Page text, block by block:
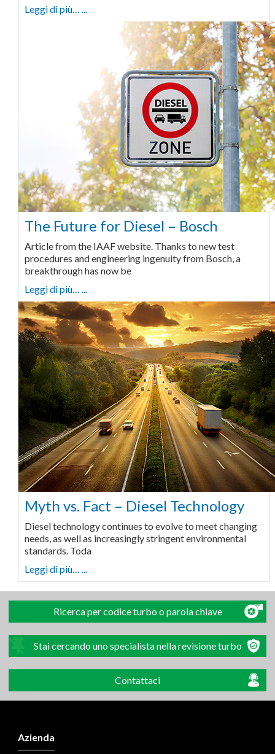
Leggi di più… ...
The Future for Diesel – Bosch
Article from the IAAF website. Thanks to new test
procedures and engineering ingenuity from Bosch, a
breakthrough has now be
Leggi di più… ...
Myth vs. Fact – Diesel Technology
Diesel technology continues to evolve to meet changing
needs, as well as increasingly stringent environmental
standards. Toda
Leggi di più… ...
Ricerca per codice turbo o parola chiave
Stai cercando uno specialista nella revisione turbo
Contattaci
Azienda